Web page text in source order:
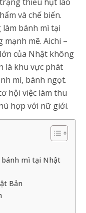
và chế biến.
bánh mì tại
mẽ. Aichi –
của Nhật không
là khu vực phát
mì, bánh ngọt.
hội việc làm thu
hợp với nữ giới.
bánh mì tại Nhật
Bản